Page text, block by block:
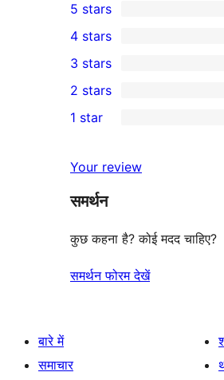
3
5-
star
reviews
5 stars
4-
star
reviews
4 stars
0
3-
star
3 stars
2-
reviews
2 stars
star
review
1 star
Your review
समर्थन
कुछ कहना है? कोई मदद चाहिए?
समर्थन फोरम देखें
बारे में
समाचार